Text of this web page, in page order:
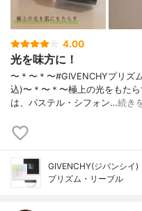
4.00
光を味方に！
〜＊〜＊〜#GIVENCHYプリズ
込)〜＊〜＊〜極上の光をもた
は、パステル・シフォン…続き
GIVENCHY(ジバンシイ)
プリズム・リーブル